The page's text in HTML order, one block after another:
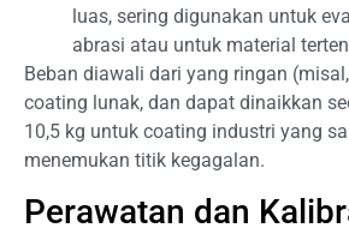
luas, sering digunakan untuk
abrasi atau untuk material
Beban diawali dari yang ringan
coating lunak, dan dapat dinaikkan
10,5 kg untuk coating industri yang
menemukan titik kegagalan.
Perawatan dan